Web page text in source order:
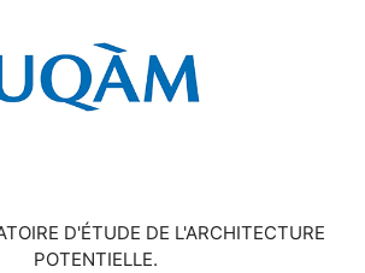
D'ÉTUDE DE L'ARCHITECTURE
POTENTIELLE.